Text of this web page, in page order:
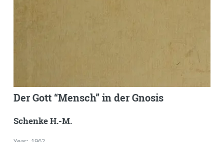
Der Gott “Mensch” in der Gnosis
Schenke H.-M.